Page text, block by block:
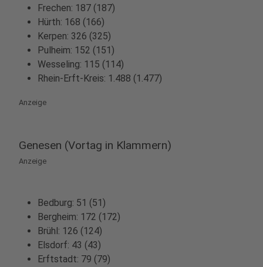
Frechen: 187 (187)
Hürth: 168 (166)
Kerpen: 326 (325)
Pulheim: 152 (151)
Wesseling: 115 (114)
Rhein-Erft-Kreis: 1.488 (1.477)
Anzeige
Genesen (Vortag in Klammern)
Anzeige
Bedburg: 51 (51)
Bergheim: 172 (172)
Brühl: 126 (124)
Elsdorf: 43 (43)
Erftstadt: 79 (79)